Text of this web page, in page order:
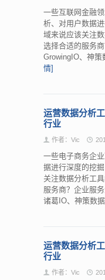
一些互联网金融
析、对用户数据
域来说应该关注
选择合适的服务
GrowingIO、神策
情]
运营数据分析
行业
作者：Vic
一些电子商务企
据进行深度的挖
关注数据分析工
服务商？企业服
诸葛IO、神策数
运营数据分析
行业
作者：Vic